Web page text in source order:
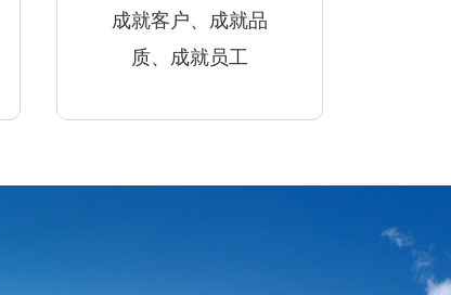
成就客户、成就品
质、成就员工